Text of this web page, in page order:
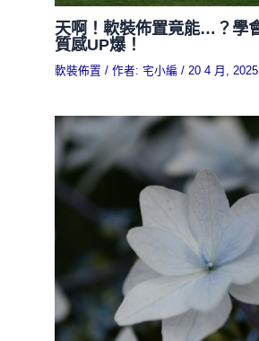
天啊！軟裝佈置竟能…？學
質感UP爆！
軟裝佈置 / 作者: 宅小編/20 4 月, 2025